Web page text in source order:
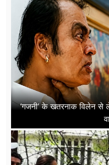
‘गजनी’ के खतरनाक विलेन से